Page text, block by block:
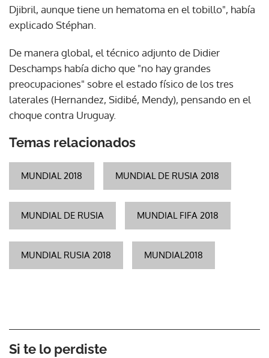
Djibril, aunque tiene un hematoma en el tobillo", había
explicado Stéphan.
De manera global, el técnico adjunto de Didier
Deschamps había dicho que "no hay grandes
preocupaciones" sobre el estado físico de los tres
laterales (Hernandez, Sidibé, Mendy), pensando en el
choque contra Uruguay.
Temas relacionados
MUNDIAL 2018 MUNDIAL DE RUSIA 2018
MUNDIAL DE RUSIA MUNDIAL FIFA 2018
MUNDIAL RUSIA 2018 MUNDIAL2018
Si te lo perdiste